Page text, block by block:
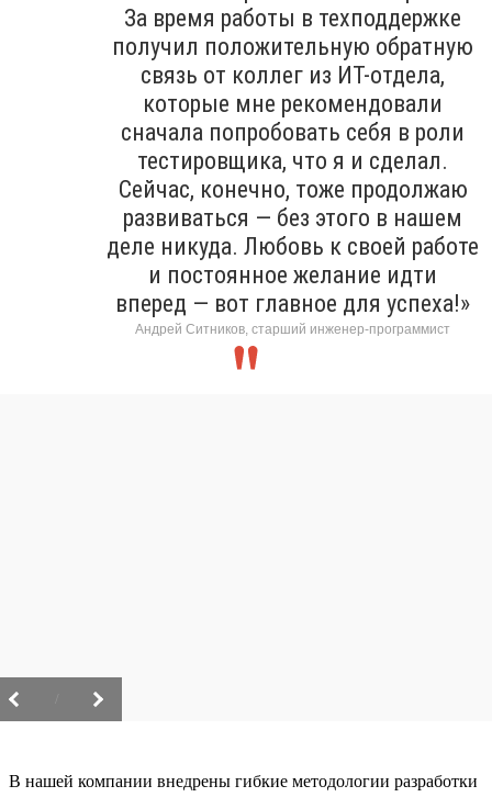
За время работы в техподдержке
получил положительную обратную
связь от коллег из ИТ-отдела,
которые мне рекомендовали
сначала попробовать себя в роли
тестировщика, что я и сделал.
Сейчас, конечно, тоже продолжаю
развиваться — без этого в нашем
деле никуда. Любовь к своей работе
и постоянное желание идти
вперед — вот главное для успеха!»
Андрей Ситников, старший инженер-программист
В нашей компании внедрены гибкие методологии разработки